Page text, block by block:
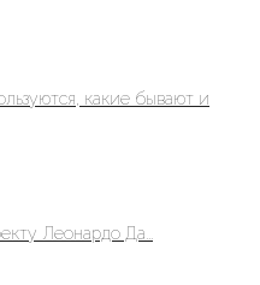
какие бывают и
Леонардо Да...